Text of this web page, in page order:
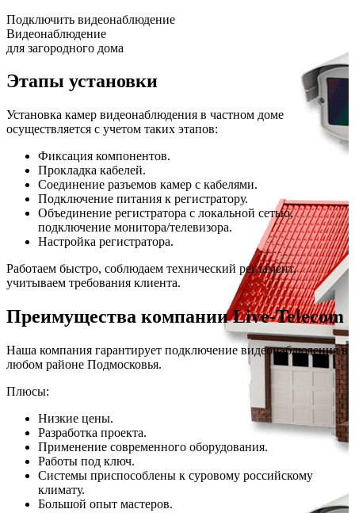
Подключить видеонаблюдение
Видеонаблюдение
для загородного дома
Этапы установки
Установка камер видеонаблюдения в частном доме
осуществляется с учетом таких этапов:
Фиксация компонентов.
Прокладка кабелей.
Соединение разъемов камер с кабелями.
Подключение питания к регистратору.
Объединение регистратора с локальной сетью,
подключение монитора/телевизора.
Настройка регистратора.
Работаем быстро, соблюдаем технический регламент,
учитываем требования клиента.
Преимущества компании Live-Telecom
Наша компания гарантирует подключение видеонаблюдения в
любом районе Подмосковья.
Плюсы:
Низкие цены.
Разработка проекта.
Применение современного оборудования.
Работы под ключ.
Системы приспособлены к суровому российскому
климату.
Большой опыт мастеров.